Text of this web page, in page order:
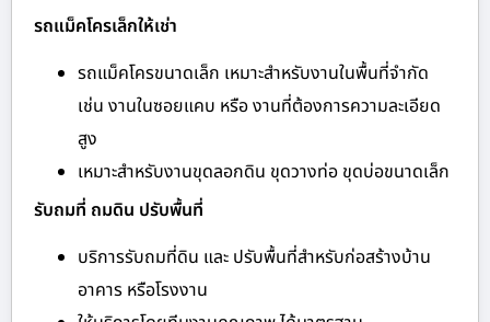
รถแม็คโครเล็กให้เช่า
รถแม็คโครขนาดเล็ก เหมาะสำหรับงานในพื้นที่จำกัด
เช่น งานในซอยแคบ หรือ งานที่ต้องการความละเอียด
สูง
เหมาะสำหรับงานขุดลอกดิน ขุดวางท่อ ขุดบ่อขนาดเล็ก
รับถมที่ ถมดิน ปรับพื้นที่
บริการรับถมที่ดิน และ ปรับพื้นที่สำหรับก่อสร้างบ้าน
อาคาร หรือโรงงาน